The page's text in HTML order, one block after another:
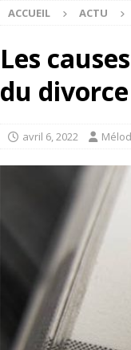
ACCUEIL ACTU
Les
du
avril 6, 2022